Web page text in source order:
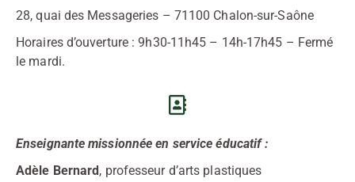
28, quai des Messageries – 71100 Chalon-sur-Saône
Horaires d’ouverture : 9h30-11h45 – 14h-17h45 – Fermé
le mardi.
Enseignante missionnée en service éducatif :
Adèle Bernard, professeur d’arts plastiques